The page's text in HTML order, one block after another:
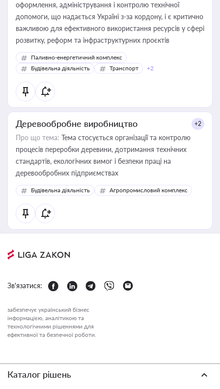
оформлення, адміністрування і контролю технічної
допомоги, що надається Україні з-за кордону, і є критично
важливою для ефективного використання ресурсів у сфері
розвитку, реформ та інфраструктурних проєктів
Паливно-енергетичний комплекс
Будівельна діяльність
Транспорт +2
Деревообробне виробництво +2
Про що тема: Тема стосується організації та контролю
процесів переробки деревини, дотримання технічних
стандартів, екологічних вимог і безпеки праці на
деревообробних підприємствах
Будівельна діяльність Агропромисловий комплекс
Зв'язатися:
забезпечує український бізнес
інформацією, аналітикою та
технологічними рішеннями для
ефективної та безпечної роботи.
Каталог рішень